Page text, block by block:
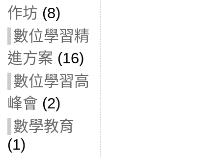
作坊 (8)
數位學習精
進方案 (16)
數位學習高
峰會 (2)
數學教育
(1)